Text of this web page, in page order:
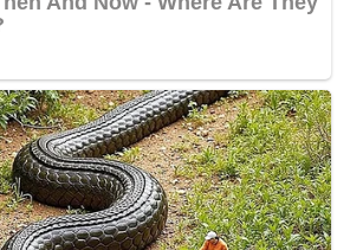
langsung tersebut,
hal yang dapat mengganggu
wilayah, khususnya menjelang
Kemerdekaan RI yang biasanya
berbagai kegiatan dan
warga.‎‎Dengan adanya deteksi dini ini,
potensi gangguan keamanan dapat
sejak awal sehingga situasi di